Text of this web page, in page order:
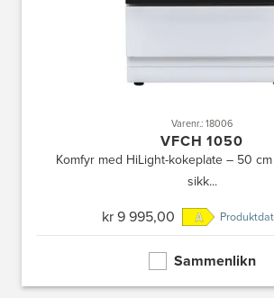
Varenr.: 18006
VFCH 1050
Komfyr med HiLight-kokeplate – 50
sikk...
kr 9 995,00
Sammenlikn